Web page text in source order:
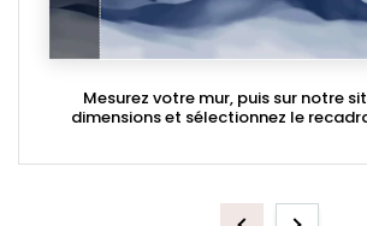
Mesurez votre mur, puis sur notre
dimensions et sélectionnez le